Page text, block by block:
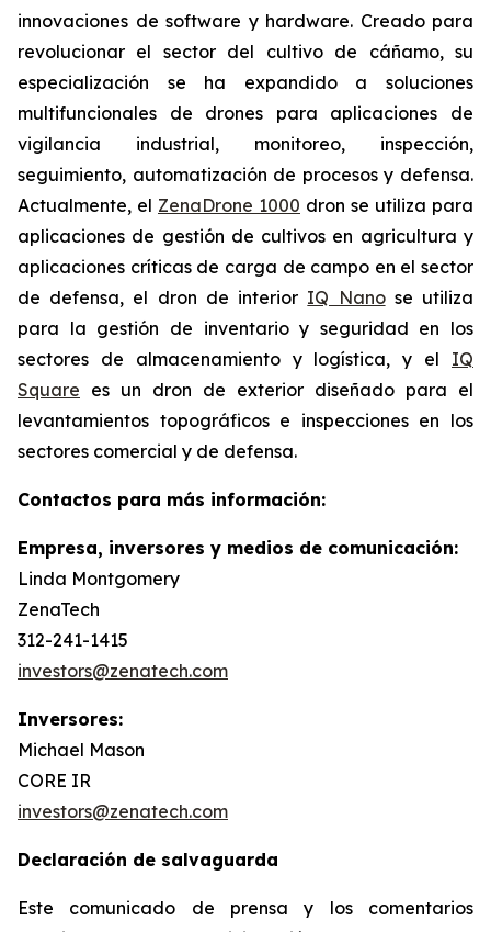
innovaciones de software y hardware. Creado para
revolucionar el sector del cultivo de cáñamo, su
especialización se ha expandido a soluciones
multifuncionales de drones para aplicaciones de
vigilancia industrial, monitoreo, inspección,
seguimiento, automatización de procesos y defensa.
Actualmente, el ZenaDrone 1000 dron se utiliza para
aplicaciones de gestión de cultivos en agricultura y
aplicaciones críticas de carga de campo en el sector
de defensa, el dron de interior IQ Nanose utiliza
para la gestión de inventario y seguridad en los
sectores de almacenamiento y logística, y el IQ
Square es un dron de exterior diseñado para el
levantamientos topográficos e inspecciones en los
sectores comercial y de defensa.
Contactos para más información:
Empresa, inversores y medios de comunicación:
Linda Montgomery
ZenaTech
312-241-1415
investors@zenatech.com
Inversores:
Michael Mason
CORE IR
investors@zenatech.com
Declaración de salvaguarda
Este comunicado de prensa y los comentarios